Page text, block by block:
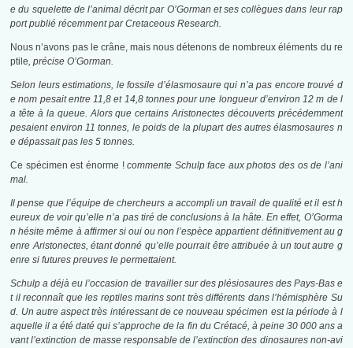
e du squelette de l’animal décrit par O’Gorman et ses collègues dans leur rap
port publié récemment par Cretaceous Research.
Nous n’avons pas le crâne, mais nous détenons de nombreux éléments du re
ptile, précise O’Gorman.
Selon leurs estimations, le fossile d’élasmosaure qui n’a pas encore trouvé d
e nom pesait entre 11,8 et 14,8 tonnes pour une longueur d’environ 12 m de l
a tête à la queue. Alors que certains Aristonectes découverts précédemment
pesaient environ 11 tonnes, le poids de la plupart des autres élasmosaures n
e dépassait pas les 5 tonnes.
Ce spécimen est énorme !commente Schulp face aux photos des os de l’ani
mal.
Il pense que l’équipe de chercheurs a accompli un travail de qualité et il est h
eureux de voir qu’elle n’a pas tiré de conclusions à la hâte. En effet, O’Gorma
n hésite même à affirmer si oui ou non l’espèce appartient définitivement au g
enre Aristonectes, étant donné qu’elle pourrait être attribuée à un tout autre g
enre si futures preuves le permettaient.
Schulp a déjà eu l’occasion de travailler sur des plésiosaures des Pays-Bas e
t il reconnaît que les reptiles marins sont très différents dans l’hémisphère Su
d. Un autre aspect très intéressant de ce nouveau spécimen est la période à l
aquelle il a été daté qui s’approche de la fin du Crétacé, à peine 30 000 ans a
vant l’extinction de masse responsable de l’extinction des dinosaures non-avi